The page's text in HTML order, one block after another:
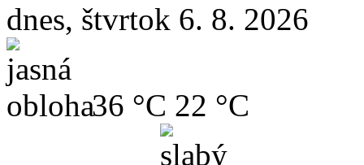
dnes, štvrtok 6. 8. 2026
36 °C 22 °C